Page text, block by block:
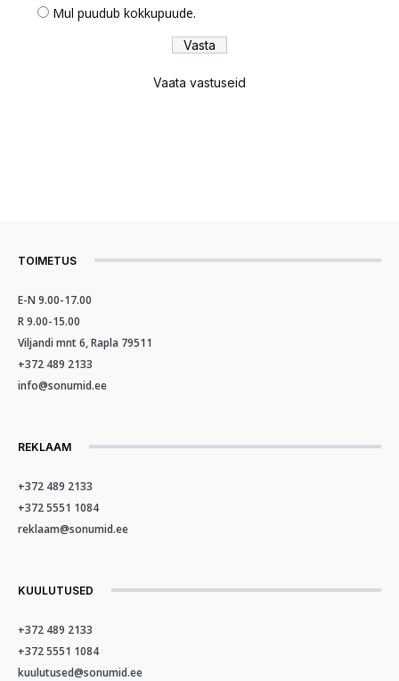
Mul puudub kokkupuude.
Vaata vastuseid
TOIMETUS
E-N 9.00-17.00
R 9.00-15.00
Viljandi mnt 6, Rapla 79511
+372 489 2133
info@sonumid.ee
REKLAAM
+372 489 2133
+372 5551 1084
reklaam@sonumid.ee
KUULUTUSED
+372 489 2133
+372 5551 1084
kuulutused@sonumid.ee